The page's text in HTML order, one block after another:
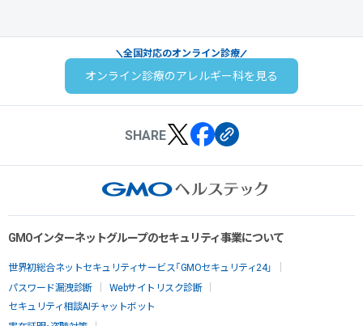
全国対応のオンライン診療
オンライン診療のアレルギー科を見る
SHARE
GMOインターネットグループのセキュリティ事業について
世界初総合ネットセキュリティサービス「GMOセキュリティ24」
パスワード漏洩診断
Webサイトリスク診断
セキュリティ相談AIチャットボット